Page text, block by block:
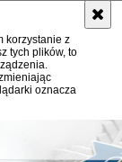
korzystanie z
tych plików, to
oznacza